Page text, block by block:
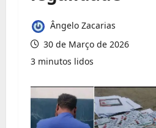
Ângelo Zacarias
30 de Março de 2026
3 minutos lidos